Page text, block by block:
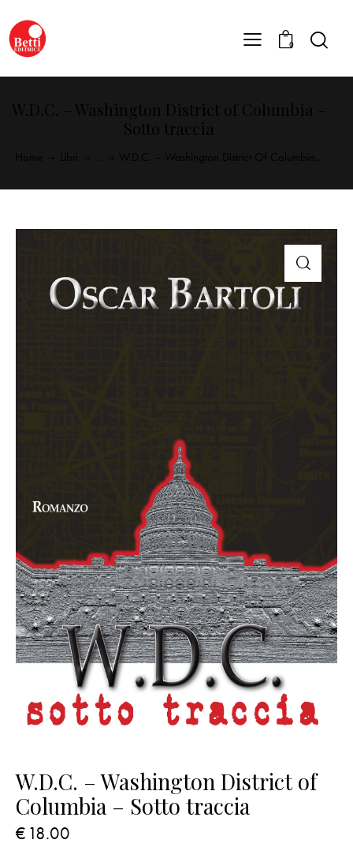
0
W.D.C. – Washington District of
Columbia – Sotto traccia
€ 18.00